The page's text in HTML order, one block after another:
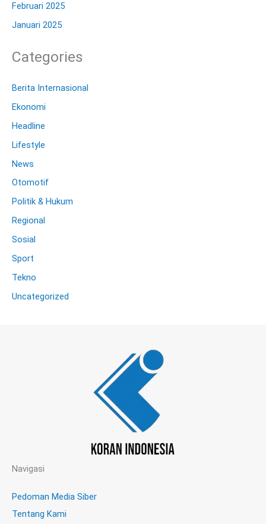
Februari 2025
Januari 2025
Categories
Berita Internasional
Ekonomi
Headline
Lifestyle
News
Otomotif
Politik & Hukum
Regional
Sosial
Sport
Tekno
Uncategorized
Navigasi
Pedoman Media Siber
Tentang Kami